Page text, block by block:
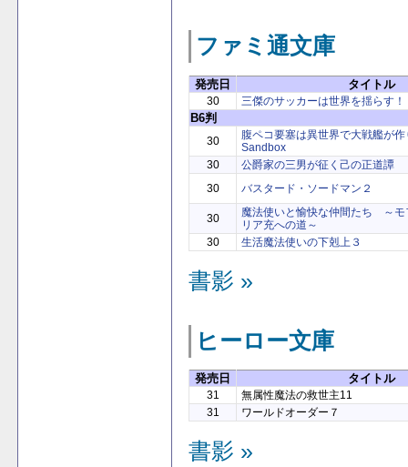
ファミ通文庫
発売日 タイトル
30 三傑のサッカーは世界を揺らす！
B6判
30
腹ペコ要塞は異世界で大戦艦が
Sandbox
30
公爵家の三男が征く己の正道譚
30
バスタード・ソードマン２
30
魔法使いと愉快な仲間たち ～モ
リア充への道～
30
生活魔法使いの下剋上３
書影 »
ヒーロー文庫
発売日 タイトル
31
無属性魔法の救世主11
31
ワールドオーダー７
書影 »